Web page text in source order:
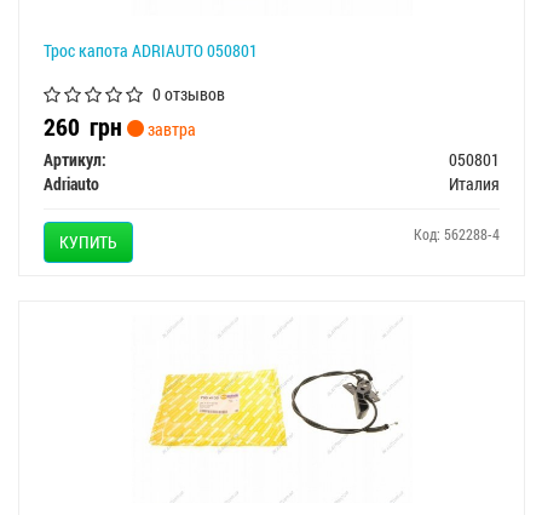
Трос капота ADRIAUTO 050801
0 отзывов
260 грн
завтра
Артикул:
050801
Adriauto
Италия
КУПИТЬ Код: 562288-4